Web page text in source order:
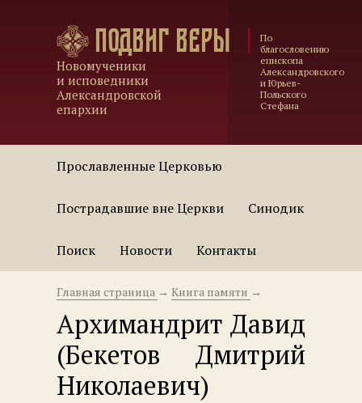
Подвиг веры
Новомученики
и исповедники
Александровской
епархии
По
благословению
епископа
Александровского
и Юрьев-
Польского
Стефана
Прославленные Церковью
Пострадавшие вне Церкви Синодик
Поиск Новости Контакты
Главная страница → Книга памяти →
Архимандрит Давид
(Бекетов Дмитрий
Николаевич)